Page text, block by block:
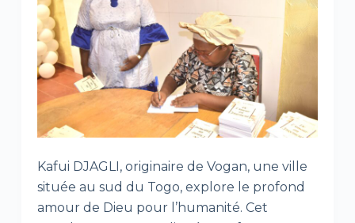
Kafui DJAGLI, originaire de Vogan, une ville
située au sud du Togo, explore le profond
amour de Dieu pour l’humanité. Cet